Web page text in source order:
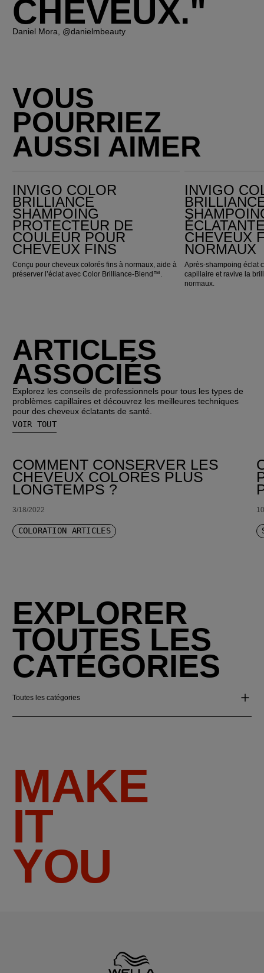
CHEVEUX."
Daniel Mora, @danielmbeauty
VOUS
POURRIEZ
AUSSI AIMER
INVIGO COLOR
BRILLIANCE
SHAMPOING
PROTECTEUR DE
COULEUR POUR
CHEVEUX FINS
Conçu pour cheveux colorés fins à normaux, aide à
préserver l’éclat avec Color Brilliance-Blend™.
INVIGO
CHEVEUX
NORMAUX
Après-shampoing éclat
capillaire et ravive la
normaux.
ARTICLES
ASSOCIÉS
Explorez les conseils de professionnels pour tous les types de
problèmes capillaires et découvrez les meilleures techniques
pour des cheveux éclatants de santé.
VOIR TOUT
COMMENT CONSERVER LES
CHEVEUX COLORÉS PLUS
LONGTEMPS ?
3/18/2022
COLORATION ARTICLES
EXPLORER
TOUTES LES
CATÉGORIES
Toutes les catégories
MAKE
IT
YOU